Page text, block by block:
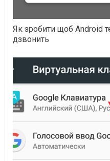
Як зробити щоб Android
дзвонить